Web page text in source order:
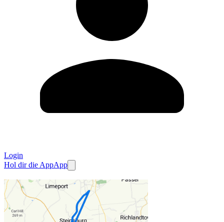
Login
Hol dir die AppApp